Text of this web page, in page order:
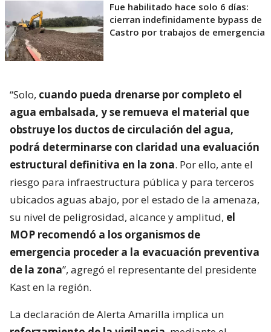
Fue habilitado hace solo 6 días:
cierran indefinidamente bypass de
Castro por trabajos de emergencia
“Solo, cuando pueda drenarse por completo el
agua embalsada, y se remueva el material que
obstruye los ductos de circulación del agua,
podrá determinarse con claridad una evaluación
estructural definitiva en la zona. Por ello, ante el
riesgo para infraestructura pública y para terceros
ubicados aguas abajo, por el estado de la amenaza,
su nivel de peligrosidad, alcance y amplitud, el
MOP recomendó a los organismos de
emergencia proceder a la evacuación preventiva
de la zona”, agregó el representante del presidente
Kast en la región.
La declaración de Alerta Amarilla implica un